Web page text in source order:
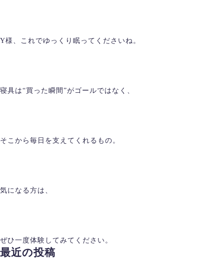
Y様、これでゆっくり眠ってくださいね。
寝具は“買った瞬間”がゴールではなく、
そこから毎日を支えてくれるもの。
気になる方は、
ぜひ一度体験してみてください。
最近の投稿